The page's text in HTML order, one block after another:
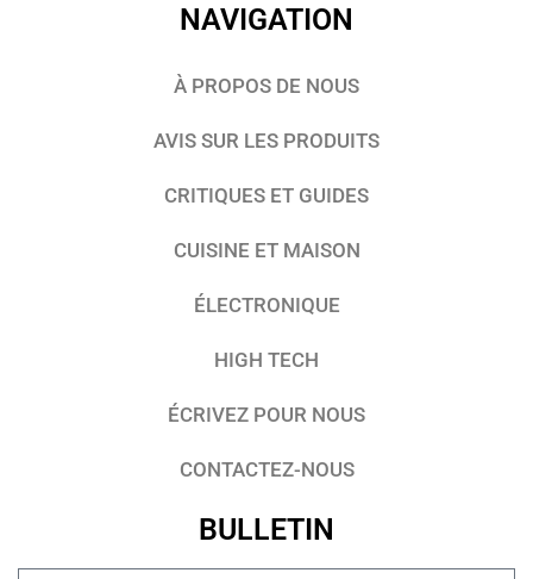
NAVIGATION
À PROPOS DE NOUS
AVIS SUR LES PRODUITS
CRITIQUES ET GUIDES
CUISINE ET MAISON
ÉLECTRONIQUE
HIGH TECH
ÉCRIVEZ POUR NOUS
CONTACTEZ-NOUS
BULLETIN